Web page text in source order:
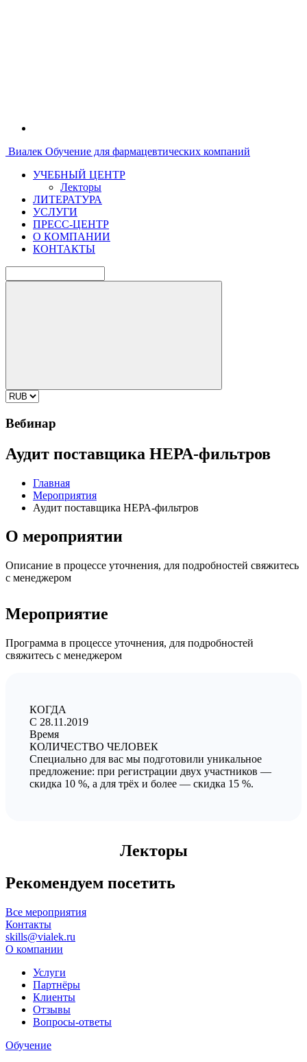
Виалек Обучение для фармацевтических компаний
УЧЕБНЫЙ ЦЕНТР
Лекторы
ЛИТЕРАТУРА
УСЛУГИ
ПРЕСС-ЦЕНТР
О КОМПАНИИ
КОНТАКТЫ
Вебинар
Аудит поставщика НЕРА-фильтров
Главная
Мероприятия
Аудит поставщика НЕРА-фильтров
О мероприятии
Описание в процессе уточнения, для подробностей свяжитесь
с менеджером
Мероприятие
Программа в процессе уточнения, для подробностей
свяжитесь с менеджером
КОГДА
C 28.11.2019
Время
КОЛИЧЕСТВО ЧЕЛОВЕК
Специально для вас мы подготовили уникальное
предложение: при регистрации двух участников —
скидка 10 %, а для трёх и более — скидка 15 %.
Лекторы
Рекомендуем посетить
Все мероприятия
Контакты
skills@vialek.ru
О компании
Услуги
Партнёры
Клиенты
Отзывы
Вопросы-ответы
Обучение